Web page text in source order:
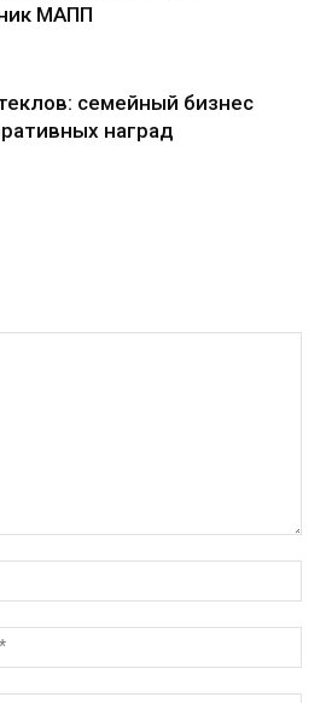
МАПП
семейный бизнес
наград